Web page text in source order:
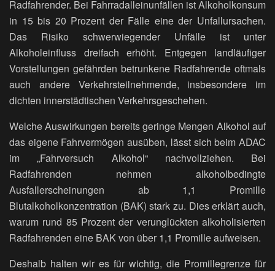
Radfahrender. Bei Fahrradalleinunfällen ist Alkoholkonsum
in 15 bis 20 Prozent der Fälle eine der Unfallursachen.
Das Risiko schwerwiegender Unfälle ist unter
Alkoholeinfluss dreifach erhöht. Entgegen landläufiger
Vorstellungen gefährden betrunkene Radfahrende oftmals
auch andere Verkehrsteilnehmende, insbesondere im
dichten innerstädtischen Verkehrsgeschehen.
Welche Auswirkungen bereits geringe Mengen Alkohol auf
das eigene Fahrvermögen ausüben, lässt sich beim ADAC
im „Fahrversuch Alkohol“ nachvollziehen. Bei
Radfahrenden nehmen alkoholbedingte
Ausfallerscheinungen ab 1,1 Promille
Blutalkoholkonzentration (BAK) stark zu. Dies erklärt auch,
warum rund 85 Prozent der verunglückten alkoholisierten
Radfahrenden eine BAK von über 1,1 Promille aufweisen.
Deshalb halten wir es für wichtig, die Promillegrenze für